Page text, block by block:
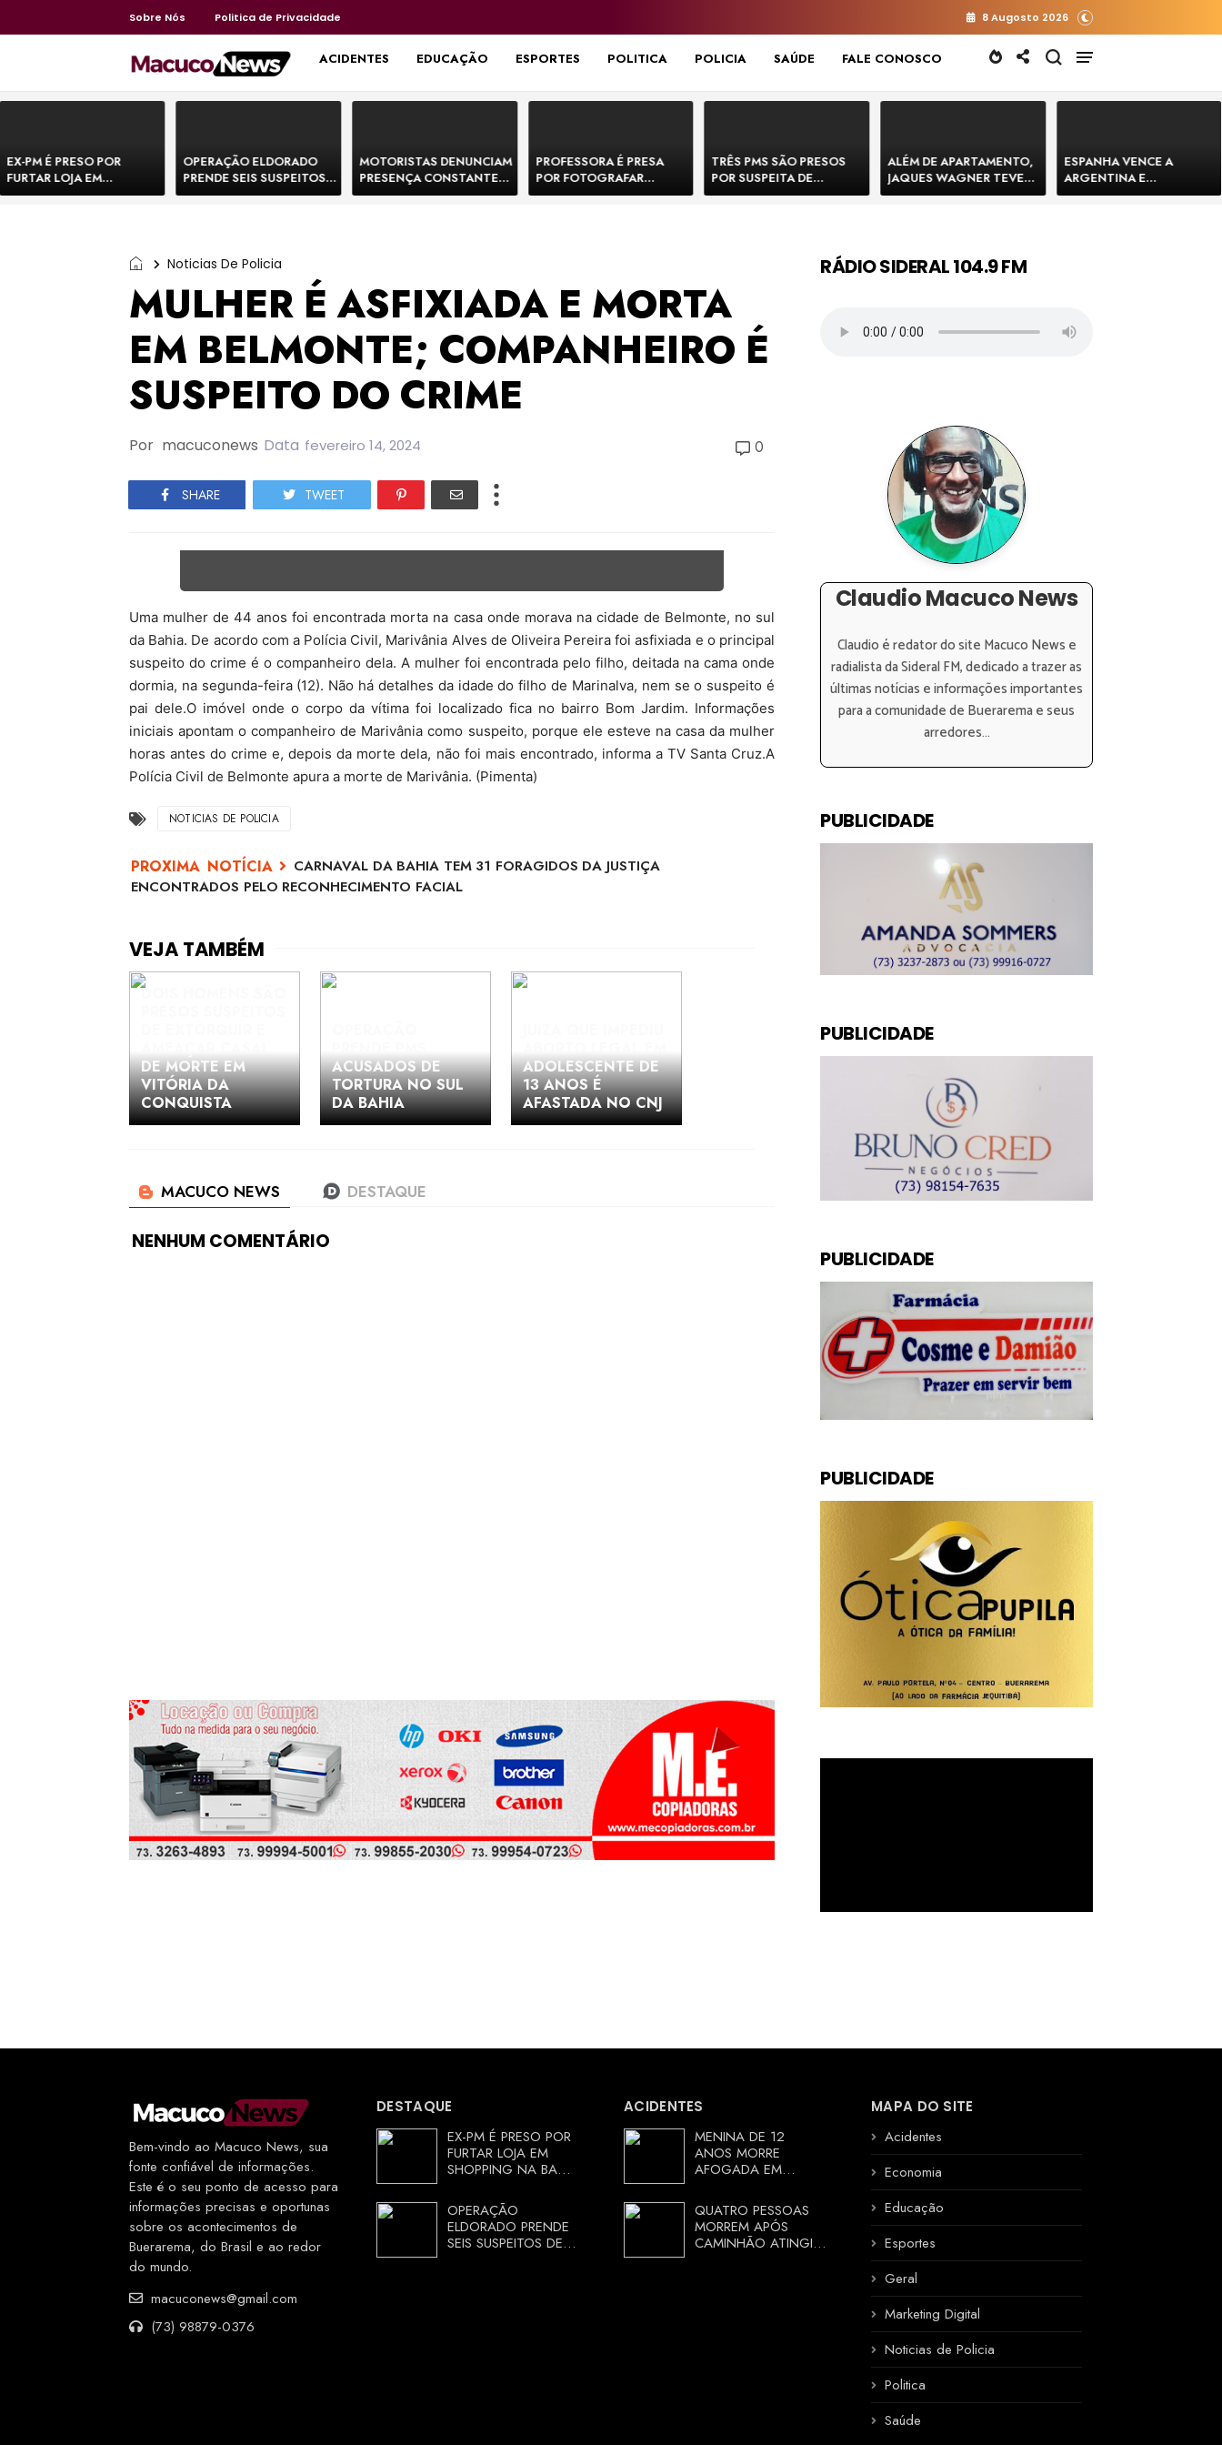
Sobre Nós Politica de Privacidade 8 Augosto 2026
HOME ACIDENTES EDUCAÇÃO ESPORTES POLITICA POLICIA SAÚDE FALE CONOSCO
EX-PM É PRESO POR
FURTAR LOJA EM
SHOPPING NA BAHIA E
OPERAÇÃO ELDORADO
PRENDE SEIS SUSPEITOS
DE MOVIMENTAR R$ 25
MOTORISTAS DENUNCIAM
PRESENÇA CONSTANTE
DE BOVINOS NA BR-330 E
PROFESSORA É PRESA
POR FOTOGRAFAR
PARTES ÍNTIMAS DE
TRÊS PMS SÃO PRESOS
POR SUSPEITA DE
EXECUTAR DOIS HOMENS
ALÉM DE APARTAMENTO,
JAQUES WAGNER TEVE
VENDA DE TERRENO PARA
ESPANHA VENCE A
ARGENTINA E
CONQUISTA A COPA DO
Noticias De Policia
MULHER É ASFIXIADA E MORTA
EM BELMONTE; COMPANHEIRO É
SUSPEITO DO CRIME
Por macuconews Data fevereiro 14, 2024 0
SHARE TWEET
Uma mulher de 44 anos foi encontrada morta na casa onde morava na cidade de Belmonte, no sul
da Bahia. De acordo com a Polícia Civil, Marivânia Alves de Oliveira Pereira foi asfixiada e o principal
suspeito do crime é o companheiro dela. A mulher foi encontrada pelo filho, deitada na cama onde
dormia, na segunda-feira (12). Não há detalhes da idade do filho de Marinalva, nem se o suspeito é
pai dele.O imóvel onde o corpo da vítima foi localizado fica no bairro Bom Jardim. Informações
iniciais apontam o companheiro de Marivânia como suspeito, porque ele esteve na casa da mulher
horas antes do crime e, depois da morte dela, não foi mais encontrado, informa a TV Santa Cruz.A
Polícia Civil de Belmonte apura a morte de Marivânia. (Pimenta)
NOTICIAS DE POLICIA
CARNAVAL DA BAHIA TEM 31 FORAGIDOS DA JUSTIÇA
ENCONTRADOS PELO RECONHECIMENTO FACIAL
DOIS HOMENS SÃO
DE MORTE EM
VITÓRIA DA
CONQUISTA
ACUSADOS DE
TORTURA NO SUL
DA BAHIA
ADOLESCENTE DE
13 ANOS É
AFASTADA NO CNJ
NENHUM COMENTÁRIO
RÁDIO SIDERAL 104.9 FM
Claudio Macuco News
Claudio é redator do site Macuco News e
radialista da Sideral FM, dedicado a trazer as
últimas notícias e informações importantes
para a comunidade de Buerarema e seus
arredores...
PUBLICIDADE
PUBLICIDADE
PUBLICIDADE
PUBLICIDADE
Bem-vindo ao Macuco News, sua
fonte confiável de informações.
Este é o seu ponto de acesso para
informações precisas e oportunas
sobre os acontecimentos de
Buerarema, do Brasil e ao redor
do mundo.
macuconews@gmail.com
(73) 98879-0376
DESTAQUE
EX-PM É PRESO POR
FURTAR LOJA EM
SHOPPING NA BAHIA
CORRENDO DE
DELEGACIA
OPERAÇÃO
ELDORADO PRENDE
SEIS SUSPEITOS DE
ACIDENTES
MENINA DE 12
ANOS MORRE
AFOGADA EM
RURAL DE ARACI,
BAHIA; POLÍCIA
INVESTIGA
CIRCUNSTÂNCIAS
QUATRO PESSOAS
MORREM APÓS
CAMINHÃO ATINGIR
MAPA DO SITE
Acidentes
Economia
Educação
Esportes
Geral
Marketing Digital
Noticias de Policia
Politica
Saúde